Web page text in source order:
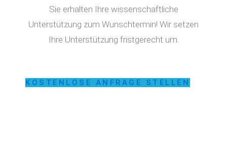
Sie erhalten Ihre wissenschaftliche
Unterstützung zum Wunschtermin! Wir setzen
Ihre Unterstützung fristgerecht um.
KOSTENLOSE ANFRAGE STELLEN